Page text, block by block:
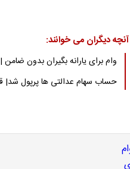
آنچه دیگران می خوانند:
وام برای یارانه بگیران بدون ضامن | وام فوری ۱۰ تا ۱۰۰
حساب سهام عدالتی ها پرپول شد|